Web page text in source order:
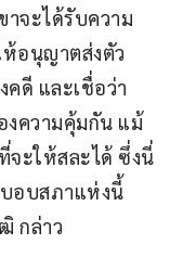
าจะได้รับความ
อนุญาตส่งตัว
ดี และเชื่อว่า
ความคุ้มกัน แม้
จะให้สละได้ ซึ่งนี่
อบสภาแห่งนี้
กล่าว